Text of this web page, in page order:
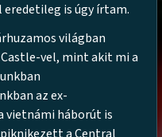
is úgy írtam.
világban
vel, mint akit mi a
az ex-
vietnámi háborút is